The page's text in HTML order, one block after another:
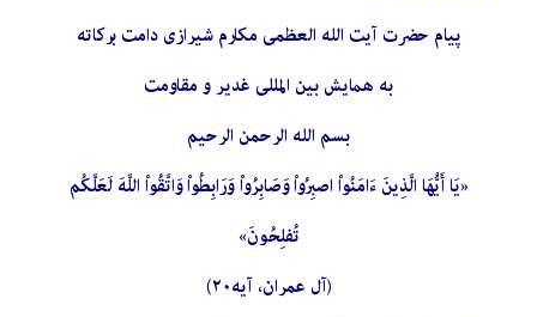
پیام حضرت آیت الله العظمی مکارم شیرازی دامت برکاته
به همایش بین المللی غدیر و مقاومت
بسم الله الرحمن الرحیم
«يَا أَيُّهَا الَّذِينَ ءَامَنُواْ اصبِرُواْ وَصَابِرُواْ وَرَابِطُواْ وَاتَّقُواْ اللَّهَ لَعَلَّكُم
تُفلِحُونَ»
(آل عمران، آیه٢٠)